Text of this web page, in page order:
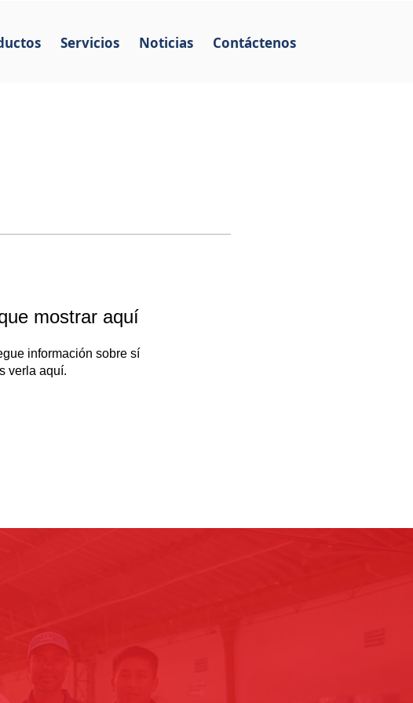
Servicios Noticias Contáctenos
mostrar aquí
información sobre sí
verla aquí.